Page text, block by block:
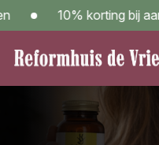
Skip
to
content
10% korting bij